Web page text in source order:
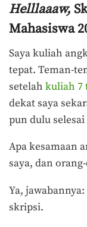
Helllaaaw,
Mahasiswa
Saya kuliah
tepat. Teman-
setelah kuliah 7
dekat saya
pun dulu
Apa kesamaan
saya, dan
Ya,
skripsi.